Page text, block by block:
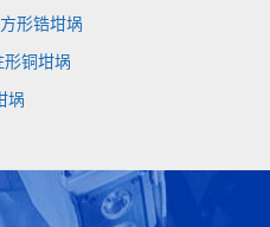
方形锆坩埚
形铜坩埚
埚